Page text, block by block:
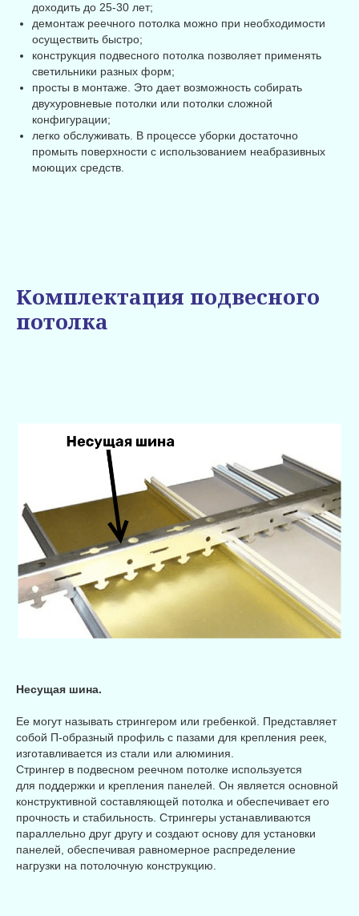
доходить до 25-30 лет;
демонтаж реечного потолка можно при необходимости
осуществить быстро;
конструкция подвесного потолка позволяет применять
светильники разных форм;
просты в монтаже. Это дает возможность собирать
двухуровневые потолки или потолки сложной
конфигурации;
легко обслуживать. В процессе уборки достаточно
промыть поверхности с использованием неабразивных
моющих средств.
Комплектация подвесного
потолка
Несущая шина.
Ее могут называть стрингером или гребенкой. Представляет
собой П-образный профиль с пазами для крепления реек,
изготавливается из стали или алюминия.
Стрингер в подвесном реечном потолке используется
для поддержки и крепления панелей. Он является основной
конструктивной составляющей потолка и обеспечивает его
прочность и стабильность. Стрингеры устанавливаются
параллельно друг другу и создают основу для установки
панелей, обеспечивая равномерное распределение
нагрузки на потолочную конструкцию.